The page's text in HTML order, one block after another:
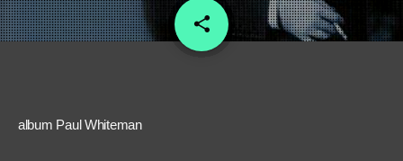
share
email
album Paul Whiteman